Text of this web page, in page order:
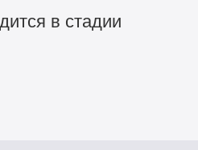
в стадии